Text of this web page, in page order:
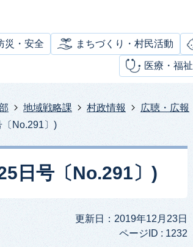
災・安全 まちづくり・村民活動
医療・福祉
地域戦略課 村政情報 広聴・広報
No.291〕)
日号〔No.291〕)
更新日：2019年12月23日
ページID : 1232